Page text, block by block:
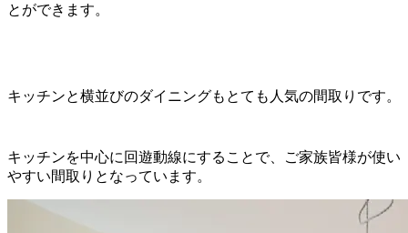
とができます。
キッチンと横並びのダイニングもとても人気の間取りです。
キッチンを中心に回遊動線にすることで、ご家族皆様が使い
やすい間取りとなっています。